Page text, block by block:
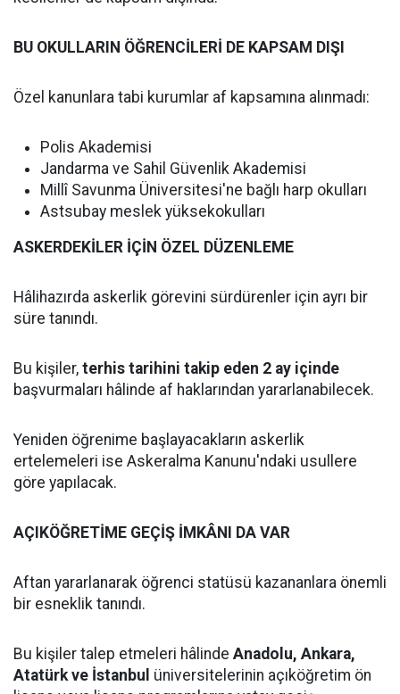
BU OKULLARIN ÖĞRENCİLERİ DE KAPSAM DIŞI
Özel kanunlara tabi kurumlar af kapsamına alınmadı:
Polis Akademisi
Jandarma ve Sahil Güvenlik Akademisi
Millî Savunma Üniversitesi'ne bağlı harp okulları
Astsubay meslek yüksekokulları
ASKERDEKİLER İÇİN ÖZEL DÜZENLEME
Hâlihazırda askerlik görevini sürdürenler için ayrı bir
süre tanındı.
Bu kişiler, terhis tarihini takip eden 2 ay içinde
başvurmaları hâlinde af haklarından yararlanabilecek.
Yeniden öğrenime başlayacakların askerlik
ertelemeleri ise Askeralma Kanunu'ndaki usullere
göre yapılacak.
AÇIKÖĞRETİME GEÇİŞ İMKÂNI DA VAR
Aftan yararlanarak öğrenci statüsü kazananlara önemli
bir esneklik tanındı.
Bu kişiler talep etmeleri hâlinde Anadolu, Ankara,
Atatürk ve İstanbul üniversitelerinin açıköğretim ön